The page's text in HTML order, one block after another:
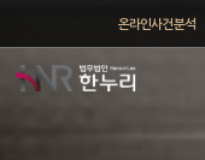
온라인사건분석